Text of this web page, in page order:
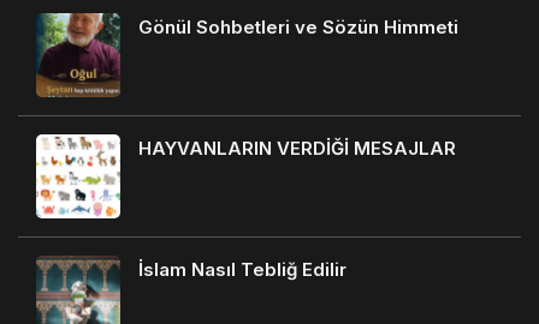
Gönül Sohbetleri ve Sözün Himmeti
HAYVANLARIN VERDİĞİ MESAJLAR
İslam Nasıl Tebliğ Edilir